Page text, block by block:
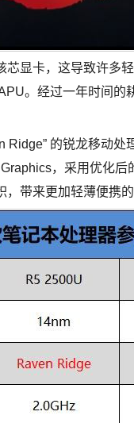
显卡，这导致许多
。经过一年时间
Ridge” 的锐龙移动
，采用优化
带来更加轻薄便携的